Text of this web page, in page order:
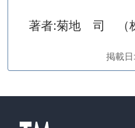
著者:菊地 司 （
掲載